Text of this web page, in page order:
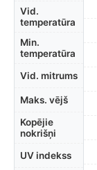
Vid.
temperatūra
Min.
temperatūra
Vid. mitrums
Maks. vējš
Kopējie
nokrišņi
UV indekss